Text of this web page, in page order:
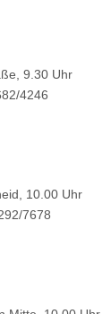
9.30 Uhr
4246
10.00 Uhr
7678